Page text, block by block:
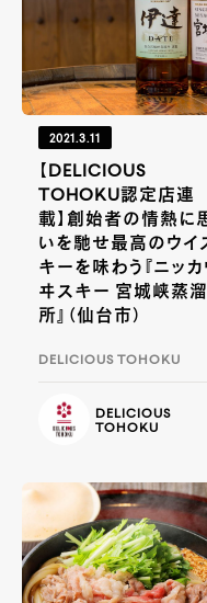
2021.3.11
【DELICIOUS
TOHOKU認定店連
載】創始者の情熱に
いを馳せ最高のウイ
キーを味わう『ニッカ
ヰスキー 宮城峡蒸溜
所』（仙台市）
DELICIOUS TOHOKU
DELICIOUS
TOHOKU